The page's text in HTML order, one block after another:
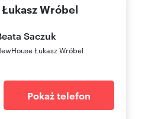
Wróbel
Saczuk
Łukasz Wróbel
Pokaż telefon